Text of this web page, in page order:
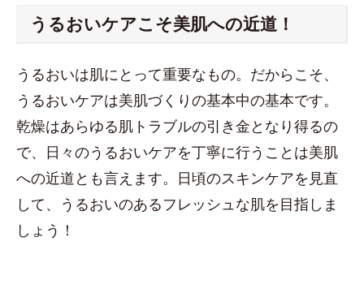
うるおいケアこそ美肌への近道！
うるおいは肌にとって重要なもの。だからこそ、
うるおいケアは美肌づくりの基本中の基本です。
乾燥はあらゆる肌トラブルの引き金となり得るの
で、日々のうるおいケアを丁寧に行うことは美肌
への近道とも言えます。日頃のスキンケアを見直
して、うるおいのあるフレッシュな肌を目指しま
しょう！